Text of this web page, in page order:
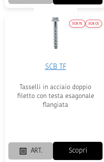
SCB TE SCB CE
SCB TF
Tasselli in acciaio doppio
filetto con testa esagonale
flangiata
ART. Scopri